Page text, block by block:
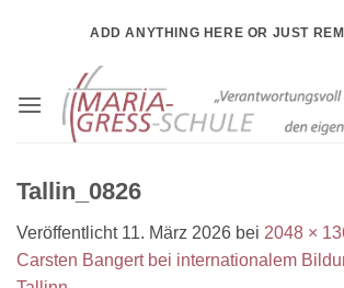
ADD ANYTHING HERE OR JUST
Tallin_0826
Veröffentlicht 11. März 2026 bei 2048 ×
Carsten Bangert bei internationalem